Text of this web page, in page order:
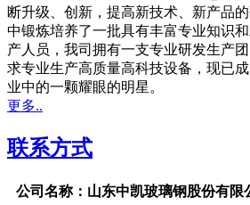
断升级、创新，提高新技术、新产品
中锻炼培养了一批具有丰富专业知识
产人员，我司拥有一支专业研发生产
求专业生产高质量高科技设备，现已
业中的一颗耀眼的明星。
更多..
联系方式
公司名称：山东中凯玻璃钢股份有限